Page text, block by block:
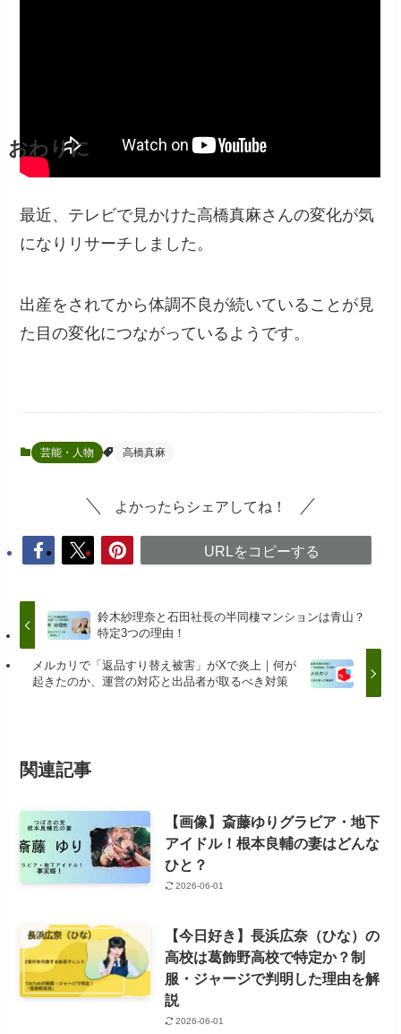
おわりに
最近、テレビで見かけた高橋真麻さんの変化が気
になりリサーチしました。
出産をされてから体調不良が続いていることが見
た目の変化につながっているようです。
芸能・人物 高橋真麻
よかったらシェアしてね！
URLをコピーする
鈴木紗理奈と石田社長の半同棲マンションは青山？
特定3つの理由！
メルカリで「返品すり替え被害」がXで炎上｜何が
起きたのか、運営の対応と出品者が取るべき対策
関連記事
【画像】斎藤ゆりグラビア・地下
アイドル！根本良輔の妻はどんな
ひと？
2026-06-01
【今日好き】長浜広奈（ひな）の
高校は葛飾野高校で特定か？制
服・ジャージで判明した理由を解
説
2026-06-01